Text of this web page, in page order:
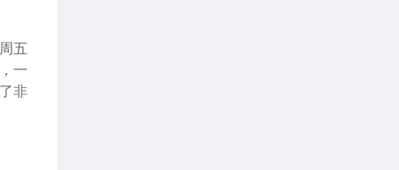
五
一
非